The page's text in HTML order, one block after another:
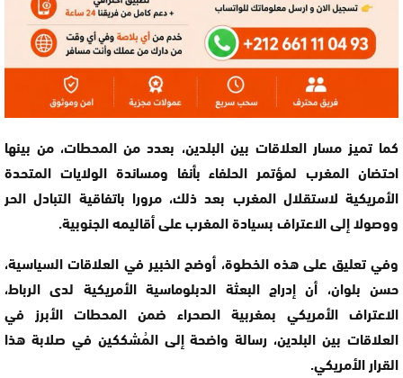
كما تميز مسار العلاقات بين البلدين، بعدد من المحطات، من بينها
احتضان المغرب لمؤتمر الحلفاء بأنفا ومساندة الولايات المتحدة
الأمريكية لاستقلال المغرب بعد ذلك، مرورا باتفاقية التبادل الحر
ووصولا إلى الاعتراف بسيادة المغرب على أقاليمه الجنوبية.
وفي تعليق على هذه الخطوة، أوضح الخبير في العلاقات السياسية،
حسن بلوان، أن إدراج البعثة الدبلوماسية الأمريكية لدى الرباط،
الاعتراف الأمريكي بمغربية الصحراء ضمن المحطات الأبرز في
العلاقات بين البلدين، رسالة واضحة إلى المُشككين في صلابة هذا
القرار الأمريكي.